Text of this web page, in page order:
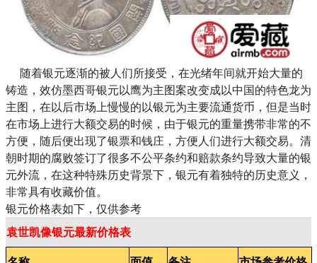
随着银元逐渐的被人们所接受，在光绪年间就开始大量的
铸造，效仿墨西哥银元以鹰为主图案改变成以中国的特色龙为
主图，在以后市场上慢慢的以银元为主要流通货币，但是当时
在市场上进行大额交易的时候，由于银元的重量携带非常的不
方便，随后便出现了银票和钱庄，方便人们进行大额交易。清
朝时期的腐败签订了很多不公平条约和赔款条约导致大量的银
元外流，在这种特殊历史背景下，银元有着独特的历史意义，
非常具有收藏价值。
银元价格表如下，仅供参考
袁世凯像银元最新价格表